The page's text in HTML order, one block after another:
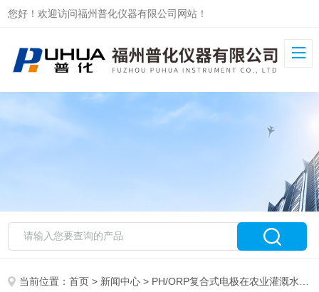
您好！欢迎访问福州普化仪器有限公司网站！
当前位置：首页 > 新闻中心 > PH/ORP复合式电极在农业灌溉水质控制中的应用